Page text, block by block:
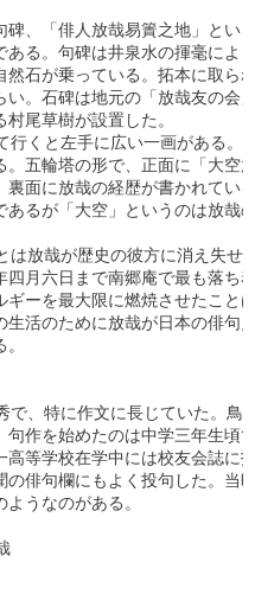
、「俳人放哉易簀之地」とい
ある。句碑は井泉水の揮毫によ
然石が乗っている。拓本に取ら
。石碑は地元の「放哉友の会
尾草樹が設置した。
行くと左手に広い一画がある。
五輪塔の形で、正面に「大空
裏面に放哉の経歴が書かれてい
るが「大空」というのは放哉
は放哉が歴史の彼方に消え失せ
四月六日まで南郷庵で最も落ち
ギーを最大限に燃焼させたこと
生活のために放哉が日本の俳句
で、特に作文に長じていた。鳥
作を始めたのは中学三年生頃
等学校在学中には校友会誌に
の俳句欄にもよく投句した。当
うなのがある。